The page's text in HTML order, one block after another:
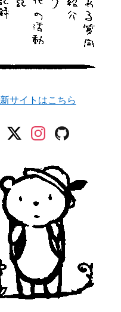
新サイトはこちら